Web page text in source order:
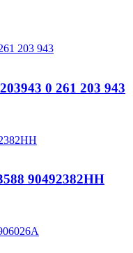
0 261 203 943
90492382HH